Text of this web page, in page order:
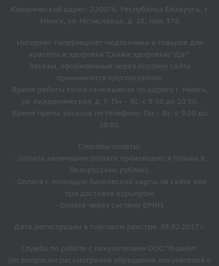
Юридический адрес: 220076, Республика Беларусь, г.
Минск, ул. Мстиславца, д. 18, пом. 376
Интернет-гипермаркет медтехники и товаров для
красоты и здоровья "Скажи здоровью "Да!".
Заказы, оформленные через корзину сайта
принимаются круглосуточно.
Время работы точки самовывоза по адресу г. Минск,
ул. Академическая, д. 7: Пн – Вс: с 8:30 до 20:30.
Время прёма заказов по телефону: Пн – Вс: с 9:00 до
20:00.
Способы оплаты:
- Оплата наличными (оплата производится только в
белорусских рублях);
- Оплата с помощью банковской карты на сайте или
при доставке курьером;
- Оплата через систему ЕРИП.
Дата регистрации в торговом реестре: 03.02.2017 г.
Служба по работе с покупателями ООО "Яндейл"
(по вопросам рассмотрения обращений покупателей о